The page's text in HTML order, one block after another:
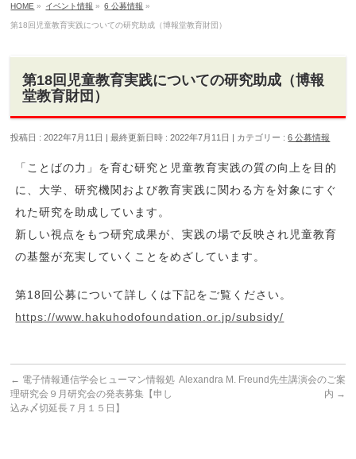
HOME » イベント情報 » 6 公募情報 »
第18回児童教育実践についての研究助成（博報堂教育財団）
第18回児童教育実践についての研究助成（博報
堂教育財団）
投稿日 : 2022年7月11日 最終更新日時 : 2022年7月11日 カテゴリー :6 公募情報
「ことばの力」を育む研究と児童教育実践の質の向上を目的
に、大学、研究機関および教育実践に関わる方を対象にすぐ
れた研究を助成しています。
新しい視点をもつ研究成果が、実践の場で反映され児童教育
の基盤が充実していくことをめざしています。
第18回公募について詳しくは下記をご覧ください。
https://www.hakuhodofoundation.or.jp/subsidy/
← 電子情報通信学会ヒューマン情報処
理研究会９月研究会の発表募集【申し
込み〆切延長７月１５日】
Alexandra M. Freund先生講演会のご案
内 →